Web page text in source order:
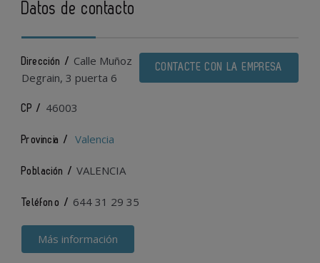
Datos de contacto
CONTACTE CON LA EMPRESA
Dirección / Calle Muñoz
Degrain, 3 puerta 6
CP / 46003
Provincia / Valencia
Población / VALENCIA
Teléfono / 644 31 29 35
Más información